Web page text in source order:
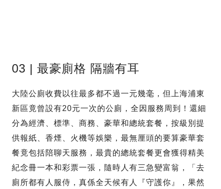
03 | 最豪廁格 隔牆有耳
大陸公廁收費以往最多都不過一元幾毫，但上海浦東
新區竟曾設有20元一次的公廁，全因服務周到！還細
分為經濟、標準、商務、豪華和總統套餐，按級別提
供報紙、香煙、火機等娛樂，最無厘頭的要算豪華套
餐竟包括陪聊天服務，最貴的總統套餐更會獲得精美
紀念冊一本和彩票一張，隨時人有三急變富翁，「去
廁所都有人服侍，真係全天候有人『守護你』，果然